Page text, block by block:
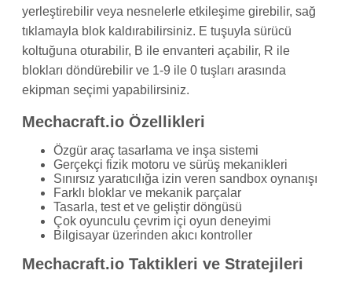
yerleştirebilir veya nesnelerle etkileşime girebilir, sağ
tıklamayla blok kaldırabilirsiniz. E tuşuyla sürücü
koltuğuna oturabilir, B ile envanteri açabilir, R ile
blokları döndürebilir ve 1-9 ile 0 tuşları arasında
ekipman seçimi yapabilirsiniz.
Mechacraft.io Özellikleri
Özgür araç tasarlama ve inşa sistemi
Gerçekçi fizik motoru ve sürüş mekanikleri
Sınırsız yaratıcılığa izin veren sandbox oynanışı
Farklı bloklar ve mekanik parçalar
Tasarla, test et ve geliştir döngüsü
Çok oyunculu çevrim içi oyun deneyimi
Bilgisayar üzerinden akıcı kontroller
Mechacraft.io Taktikleri ve Stratejileri